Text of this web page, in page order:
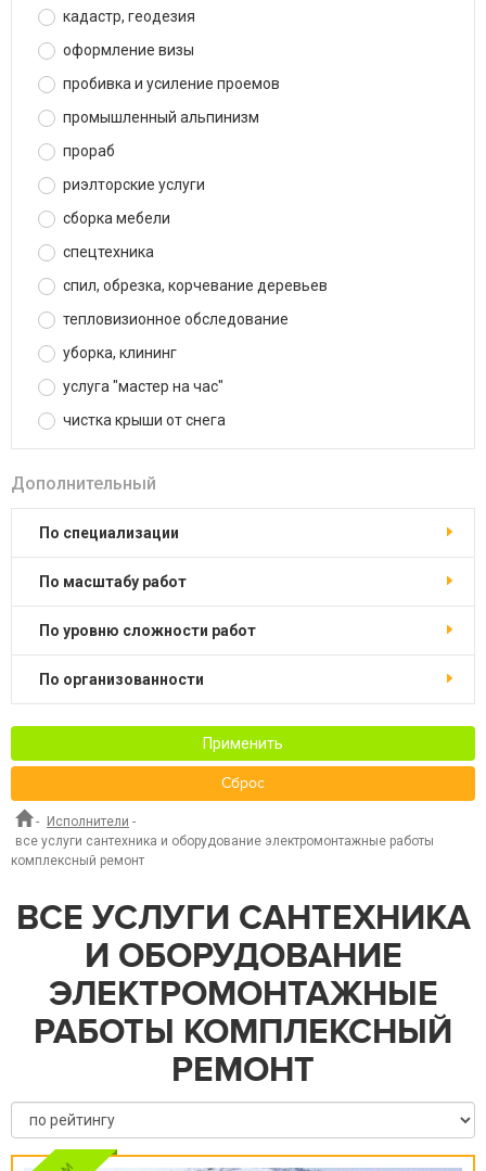
кадастр, геодезия
оформление визы
пробивка и усиление проемов
промышленный альпинизм
прораб
риэлторские услуги
сборка мебели
спецтехника
спил, обрезка, корчевание деревьев
тепловизионное обследование
уборка, клининг
услуга "мастер на час"
чистка крыши от снега
Дополнительный
по специализации
по масштабу работ
по уровню сложности работ
по организованности
Применить
Сброс
- Исполнители -
все услуги сантехника и оборудование электромонтажные работы
комплексный ремонт
ВСЕ УСЛУГИ САНТЕХНИКА
И ОБОРУДОВАНИЕ
ЭЛЕКТРОМОНТАЖНЫЕ
РАБОТЫ КОМПЛЕКСНЫЙ
РЕМОНТ